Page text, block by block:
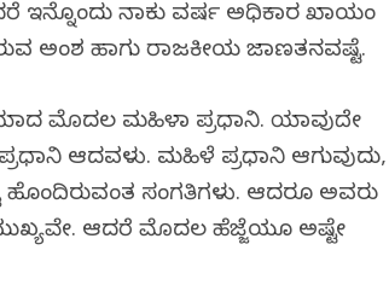
ಇನ್ನೊಂದು ನಾಕು ವರ್ಷ ಅಧಿಕಾರ ಖಾಯಂ
ಅಂಶ ಹಾಗು ರಾಜಕೀಯ ಜಾಣತನವಷ್ಟೆ.
ಮೊದಲ ಮಹಿಳಾ ಪ್ರಧಾನಿ. ಯಾವುದೇ
ಆದವಳು. ಮಹಿಳೆ ಪ್ರಧಾನಿ ಆಗುವುದು,
ಹೊಂದಿರುವಂತ ಸಂಗತಿಗಳು. ಆದರೂ ಅವರು
ಆದರೆ ಮೊದಲ ಹೆಜ್ಜೆಯೂ ಅಷ್ಟೇ